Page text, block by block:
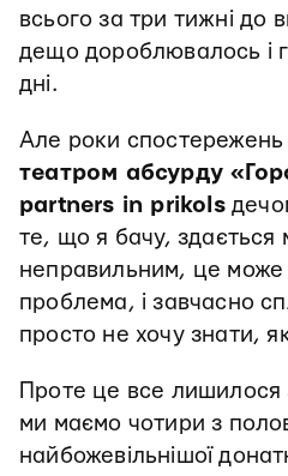
всього за три тижні до
дещо дороблювалось і
дні.
Але роки спостережень
театром абсурду
partners in prikols
те, що я бачу, здається
неправильним, це може
проблема, і завчасно
просто не хочу знати,
Проте це все лишилося
ми маємо чотири з
найбожевільнішої